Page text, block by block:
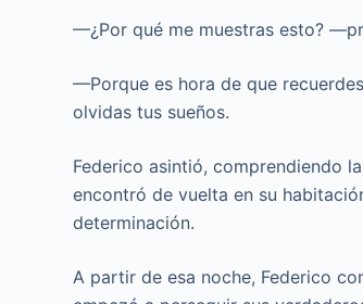
—¿Por qué me muestras esto?
—Porque es hora de que
olvidas tus sueños.
Federico asintió, comprendiendo
encontró de vuelta en su
determinación.
A partir de esa noche, Federico